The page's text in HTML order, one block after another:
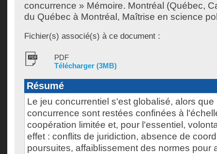
concurrence » Mémoire. Montréal (Québec,
du Québec à Montréal, Maîtrise en science
Fichier(s) associé(s) à ce document :
PDF
Télécharger (3MB)
Résumé
Le jeu concurrentiel s'est globalisé, alors
concurrence sont restées confinées à
coopération limitée et, pour l'essentiel,
effet : conflits de juridiction, absence de
poursuites, affaiblissement des normes pour